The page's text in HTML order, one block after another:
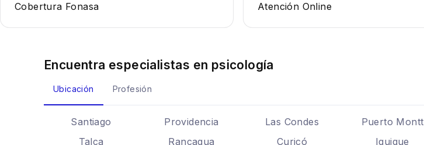
Cobertura Fonasa Atención Online
Encuentra especialistas en psicología
Ubicación Profesión
Santiago Providencia Las Condes Puerto Montt
Talca
Rancagua Curicó Iquique